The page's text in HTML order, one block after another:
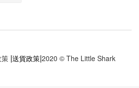
|送貨政策|2020 © The Little Shark